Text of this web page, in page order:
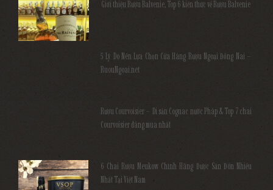
Giới thiệu Rượu Balvenie, Top 6 kiến thức về Rượu Balvenie
5 Lý Do Nên Lựa Chọn Cửa Hàng Rượu Ngoại Đồng Nai –
RuouNgoai.net
Rượu Courvoisier – Di sản Cognac nước Pháp & Top 7 chai
Courvoisier đáng mua nhất
6 Chai Rượu Meukow Chính Hãng Được Săn Đón Nhiều
Nhất Tại Việt Nam